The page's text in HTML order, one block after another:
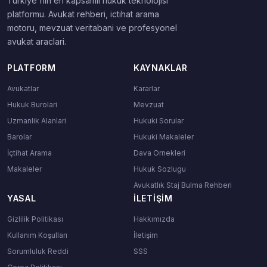
platformu. Avukat rehberi, ictihat arama
motoru, mevzuat veritabani ve profesyonel
avukat araclari.
PLATFORM
Avukatlar
Hukuk Burolari
Uzmanlik Alanlari
Barolar
İçtihat Arama
Makaleler
KAYNAKLAR
Kararlar
Mevzuat
Hukuki Sorular
Hukuki Makaleler
Dava Ornekleri
Hukuk Sozlugu
Avukatlık Staj Bulma Rehberi
YASAL
Gizlilik Politikası
Kullanım Koşulları
Sorumluluk Reddi
İLETIŞIM
Hakkımızda
İletişim
SSS